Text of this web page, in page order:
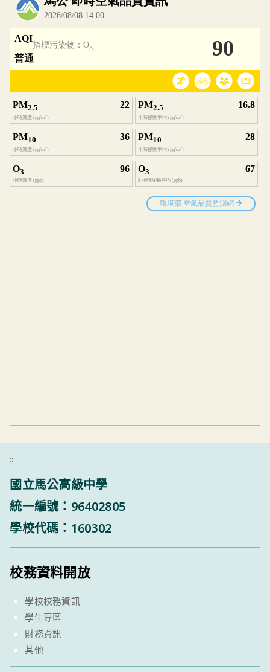
:::
國立馬公高級中學
統一編號：96402805
學校代碼：160302
校務資料開放
學校校務資訊
學生專區
財務資訊
其他